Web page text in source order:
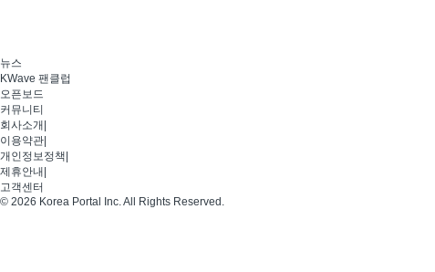
뉴스
KWave 팬클럽
오픈보드
커뮤니티
회사소개
이용약관
개인정보정책
제휴안내
고객센터
© 2026 Korea Portal Inc. All Rights Reserved.